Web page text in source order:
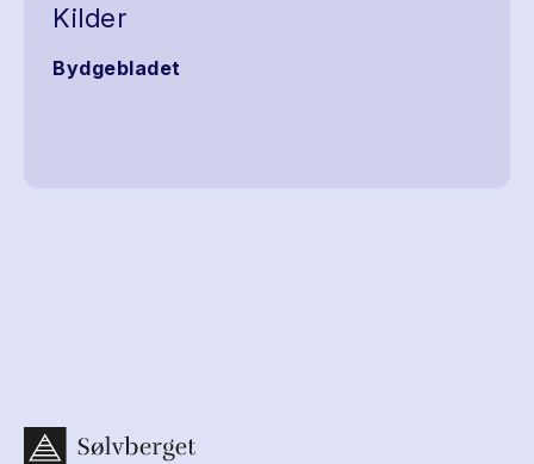
Kilder
Bydgebladet